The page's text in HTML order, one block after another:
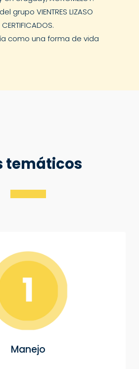
grupo VIENTRES LIZASO
CERTIFICADOS.
como una forma de vida
temáticos
Manejo